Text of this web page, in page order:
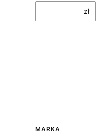
zł
MARKA